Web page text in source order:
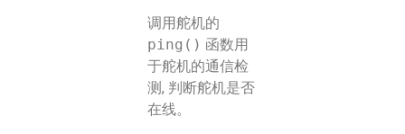
调用舵机的
ping() 函数用
于舵机的通信检
测, 判断舵机是否
在线。